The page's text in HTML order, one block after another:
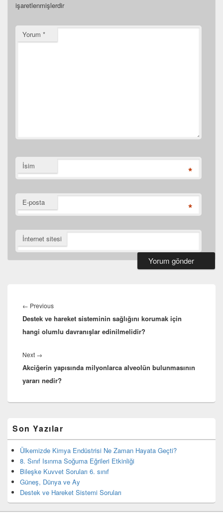
işaretlenmişlerdir
Yorum *
İsim *
E-posta *
İnternet sitesi
gezinmesi
← PreviousPrevious
post:
Destek ve hareket sisteminin sağlığını korumak için
hangi olumlu davranışlar edinilmelidir?
Next →
post:
Akciğerin yapısında milyonlarca alveolün bulunmasının
yararı nedir?
yan
bar
eklenti
bölgesi
Son Yazılar
Ülkemizde Kimya Endüstrisi Ne Zaman Hayata Geçti?
8. Sınıf Isınma Soğuma Eğrileri Etkinliği
Bileşke Kuvvet Soruları 6. sınıf
Güneş, Dünya ve Ay
Destek ve Hareket Sistemi Soruları